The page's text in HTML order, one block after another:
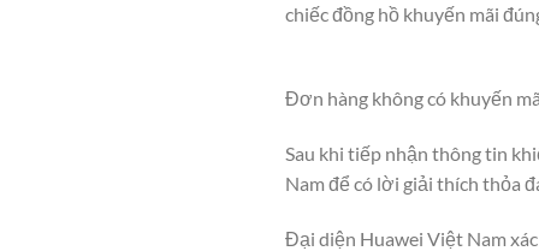
chiếc đồng hồ khuyến mãi
Đơn hàng không có khuyến
Sau khi tiếp nhận thông tin
Nam để có lời giải thích thỏa
Đại diện Huawei Việt Nam